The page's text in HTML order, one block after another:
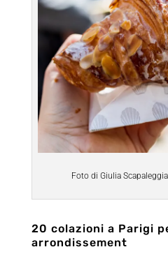
Foto di Giulia
20 colazioni a Parigi
arrondissement